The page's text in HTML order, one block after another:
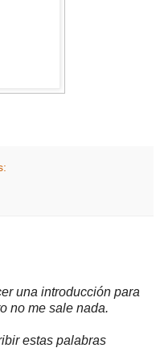
una introducción para
no me sale nada.
estas palabras